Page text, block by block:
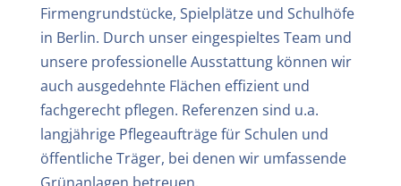
Firmengrundstücke, Spielplätze und Schulhöfe
in Berlin. Durch unser eingespieltes Team und
unsere professionelle Ausstattung können wir
auch ausgedehnte Flächen effizient und
fachgerecht pflegen. Referenzen sind u.a.
langjährige Pflegeaufträge für Schulen und
öffentliche Träger, bei denen wir umfassende